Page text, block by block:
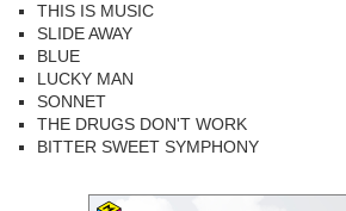
THIS IS MUSIC
SLIDE AWAY
BLUE
LUCKY MAN
SONNET
THE DRUGS DON'T WORK
BITTER SWEET SYMPHONY